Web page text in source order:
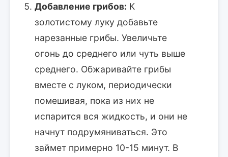
Добавление грибов: К
золотистому луку добавьте
нарезанные грибы. Увеличьте
огонь до среднего или чуть выше
среднего. Обжаривайте грибы
вместе с луком, периодически
помешивая, пока из них не
испарится вся жидкость, и они не
начнут подрумяниваться. Это
займет примерно 10-15 минут. В